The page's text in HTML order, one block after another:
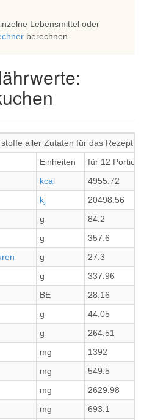
Lebensmittel oder
berechnen.
aller Zutaten für das Rezept
Einheiten
für 12
kcal
4955.72
kj
20498.56
g
84.2
g
357.6
g
27.3
g
337.96
BE
28.16
g
44.05
g
264.51
mg
1392
mg
549.5
mg
2629.98
mg
693.1